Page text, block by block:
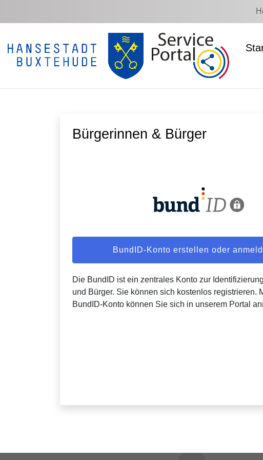
Bürgerinnen & Bürger
BundID-Konto erstellen oder
Die BundID ist ein zentrales Konto zur
und Bürger. Sie können sich kostenlos registrieren.
BundID-Konto können Sie sich in unserem Portal